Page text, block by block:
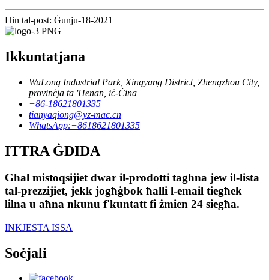
Ħin tal-post: Ġunju-18-2021
Ikkuntatjana
WuLong Industrial Park, Xingyang District, Zhengzhou City,
provinċja ta 'Henan, iċ-Ċina
+86-18621801335
tianyaqiong@yz-mac.cn
WhatsApp:+8618621801335
ITTRA ĠDIDA
Għal mistoqsijiet dwar il-prodotti tagħna jew il-lista
tal-prezzijiet, jekk jogħġbok ħalli l-email tiegħek
lilna u aħna nkunu f'kuntatt fi żmien 24 siegħa.
INKJESTA ISSA
Soċjali